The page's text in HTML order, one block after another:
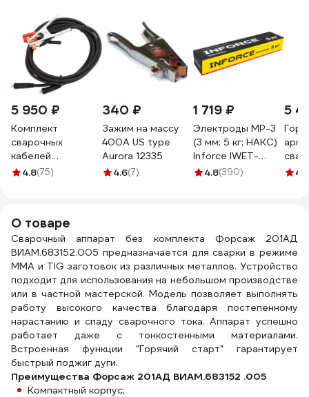
5 950 ₽
Комплект
сварочных
кабелей
Профессионал 3м
4.8(75)
340 ₽
Зажим на массу
400А US type
Aurora 12335
4.6(7)
1 719 ₽
Электроды МР-3
(3 мм; 5 кг; НАКС)
Inforce IWET-
3050M
4.8(390)
5
А 4.4
О товаре
Сварочный аппарат без комплекта Форсаж 201АД
ВИАМ.683152.005 предназначается для сварки в режиме
ММА и TIG заготовок из различных металлов. Устройство
подходит для использования на небольшом производстве
или в частной мастерской. Модель позволяет выполнять
работу высокого качества благодаря постепенному
нарастанию и спаду сварочного тока. Аппарат успешно
работает даже с тонкостенными материалами.
Встроенная функции "Горячий старт" гарантирует
быстрый поджиг дуги.
Преимущества Форсаж 201АД ВИАМ.683152 .005
Компактный корпус;